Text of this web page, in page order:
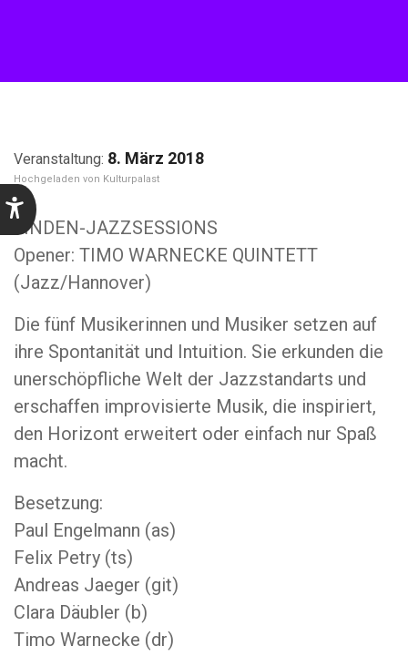
8. März 2018
Kulturpalast
LINDEN-JAZZSESSIONS
Opener: TIMO WARNECKE QUINTETT
(Jazz/Hannover)
Die fünf Musikerinnen und Musiker setzen auf
ihre Spontanität und Intuition. Sie erkunden die
unerschöpfliche Welt der Jazzstandarts und
erschaffen improvisierte Musik, die inspiriert,
den Horizont erweitert oder einfach nur Spaß
macht.
Besetzung:
Paul Engelmann (as)
Felix Petry (ts)
Andreas Jaeger (git)
Clara Däubler (b)
Timo Warnecke (dr)